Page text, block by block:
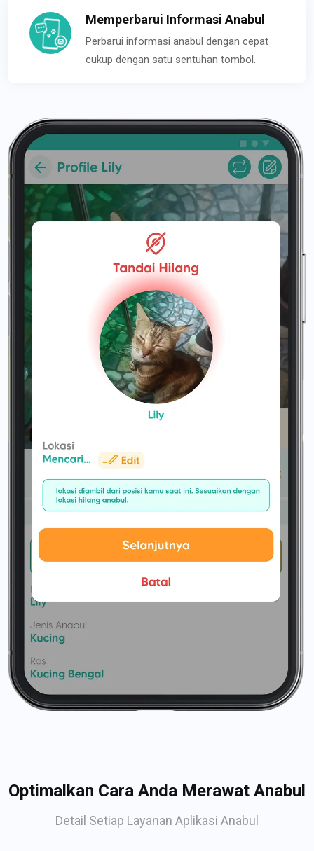
Memperbarui Informasi Anabul
Perbarui informasi anabul dengan cepat
cukup dengan satu sentuhan tombol.
Optimalkan Cara Anda Merawat Anabul
Detail Setiap Layanan Aplikasi Anabul